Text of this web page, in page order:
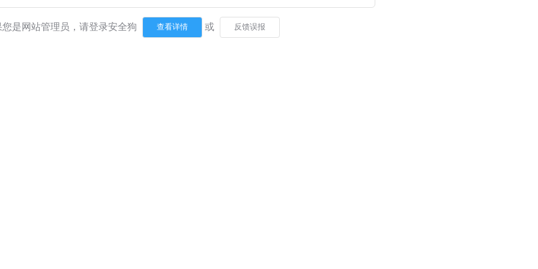
您是网站管理员，请登录安全狗 或